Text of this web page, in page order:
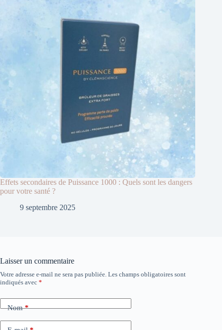
Effets secondaires de Puissance 1000 : Quels sont les dangers
pour votre santé ?
9 septembre 2025
Laisser un commentaire
Votre adresse e-mail ne sera pas publiée. Les champs obligatoires sont
indiqués avec *
Nom*
A
l
r
n